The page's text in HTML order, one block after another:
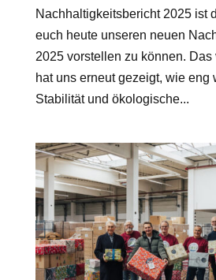
Nachhaltigkeitsbericht 2025 ist
euch heute unseren neuen
2025 vorstellen zu können.
hat uns erneut gezeigt, wie eng
Stabilität und ökologische...